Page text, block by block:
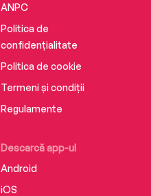
Descarcă app-ul
Android
iOS
ANPC
Politica de
confidențialitate
Politica de cookie
Termeni și condiții
Regulamente